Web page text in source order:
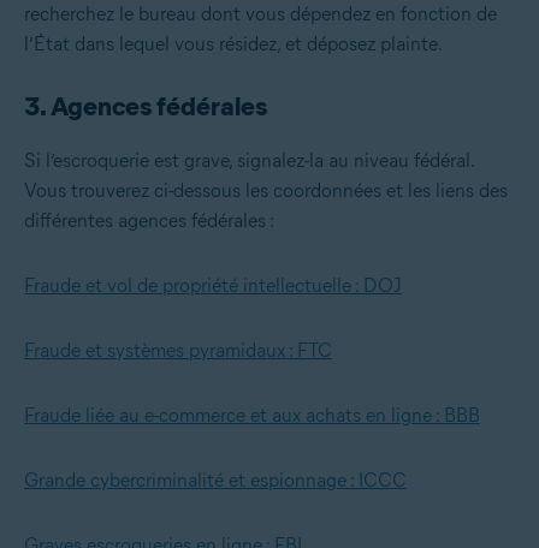
recherchez le bureau dont vous dépendez en fonction de
l’État dans lequel vous résidez, et déposez plainte.
3. Agences fédérales
Si l’escroquerie est grave, signalez-la au niveau fédéral.
Vous trouverez ci-dessous les coordonnées et les liens des
différentes agences fédérales :
Fraude et vol de propriété intellectuelle : DOJ
Fraude et systèmes pyramidaux : FTC
Fraude liée au e-commerce et aux achats en ligne : BBB
Grande cybercriminalité et espionnage : ICCC